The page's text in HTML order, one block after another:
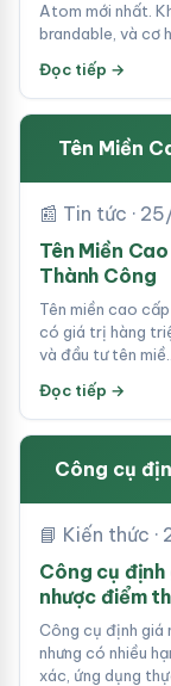
Atom mới nhất.
brandable, và cơ
Đọc tiếp →
Tên Miền
📰 Tin tức ·
Tên Miền
Thành Công
Tên miền cao
có giá trị hàng
và đầu tư tên miề…
Đọc tiếp →
Công cụ
📘 Kiến thức
Công cụ định
nhược điểm
Công cụ định giá
nhưng có nhiều
xác, ứng dụng